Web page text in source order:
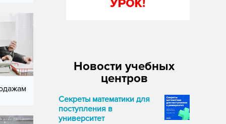
Новости учебных
центров
Секреты математики для
поступления в
университет